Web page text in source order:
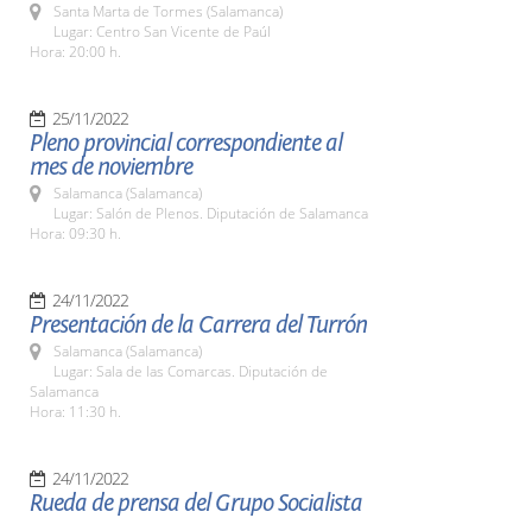
Santa Marta de Tormes (Salamanca)
Lugar: Centro San Vicente de Paúl
Hora: 20:00 h.
25/11/2022
Pleno provincial correspondiente al
mes de noviembre
Salamanca (Salamanca)
Lugar: Salón de Plenos. Diputación de Salamanca
Hora: 09:30 h.
24/11/2022
Presentación de la Carrera del Turrón
Salamanca (Salamanca)
Lugar: Sala de las Comarcas. Diputación de
Salamanca
Hora: 11:30 h.
24/11/2022
Rueda de prensa del Grupo Socialista